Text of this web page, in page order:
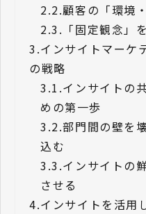
2.2.顧客の「環境
2.3. 「固定観念」
3.インサイトマーケ
の戦略
3.1.インサイトの
めの第一歩
3.2.部門間の壁を
込む
3.3.インサイトの
させる
4.インサイトを活用